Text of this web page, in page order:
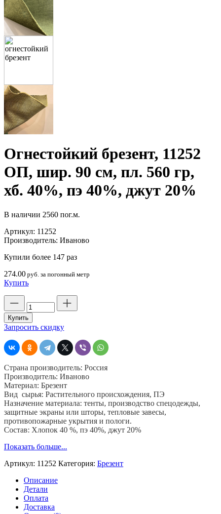
Огнестойкий брезент, 11252
ОП, шир. 90 см, пл. 560 гр,
хб. 40%, пэ 40%, джут 20%
В наличии 2560 пог.м.
Артикул: 11252
Производитель: Иваново
Купили более 147 раз
274.00 руб. за погонный метр
Купить
Количество
товара
Огнестойкий
брезент,
ОП,
шир.
см,
пл.
560
гр,
хб.
40%,
пэ
40%,
20%
Купить
Запросить скидку
Страна производитель: Россия
Производитель: Иваново
Материал: Брезент
Вид сырья: Растительного происхождения, ПЭ
Назначение материала: тенты, производство спецодежды,
защитные экраны или шторы, тепловые завесы,
противопожарные укрытия и пологи.
Состав: Хлопок 40 %, пэ 40%, джут 20%
Показать больше...
Артикул: 11252 Категория: Брезент
Описание
Детали
Оплата
Доставка